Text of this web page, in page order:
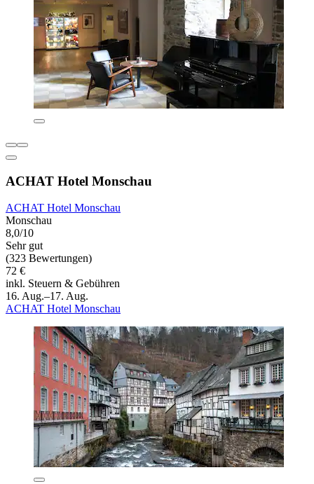
ACHAT Hotel Monschau
ACHAT Hotel Monschau
Monschau
8,0/10
Sehr gut
(323 Bewertungen)
72 €
inkl. Steuern & Gebühren
16. Aug.–17. Aug.
ACHAT Hotel Monschau